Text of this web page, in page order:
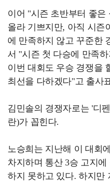
이어 "시즌 초반부터 좋은
올라 기쁘지만, 아직 시즌
에 만족하지 않고 꾸준한
서 "시즌 첫 다승에 만족
이번 대회도 우승 경쟁을
최선을 다하겠다"고 출사
김민솔의 경쟁자로는 '디
란)가 꼽힌다.
노승희는 지난해 이 대회
차지하며 통산 3승 고지
하지 못하고 있다. 하지만